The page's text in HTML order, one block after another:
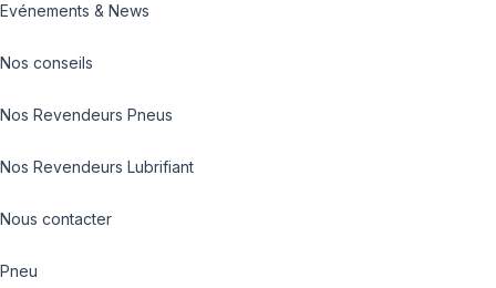
Evénements & News
Nos conseils
Nos Revendeurs Pneus
Nos Revendeurs Lubrifiant
Nous contacter
Pneu